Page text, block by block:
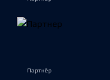
Партнёр